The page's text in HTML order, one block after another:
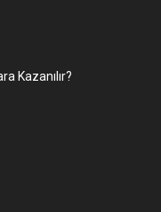
Kazanılır?